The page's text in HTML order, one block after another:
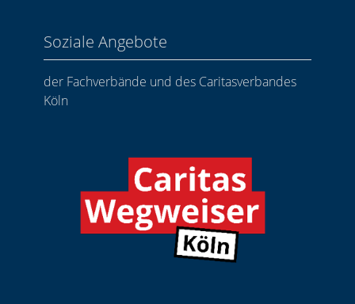
Soziale Angebote
der Fachverbände und des Caritasverbandes
Köln